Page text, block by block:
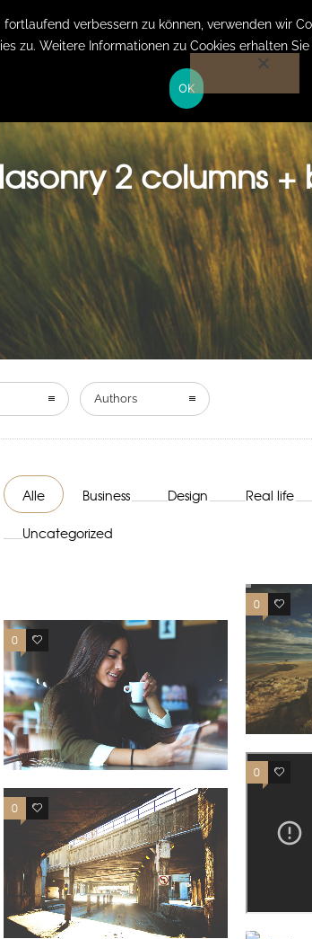
Anmelden auf Website
LEISTUNGEN KOSTEN
2 columns
Authors
Alle Business Design Real life
Uncategorized
0 0
0 1
0 0
0 0
verbessern zu können, verwenden wir
zu. Weitere Informationen zu Cookies erhalten
OK